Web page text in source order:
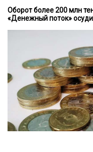
Оборот более 200 млн
«Денежный поток»